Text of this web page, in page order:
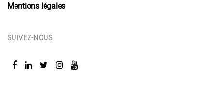
Mentions légales
SUIVEZ-NOUS